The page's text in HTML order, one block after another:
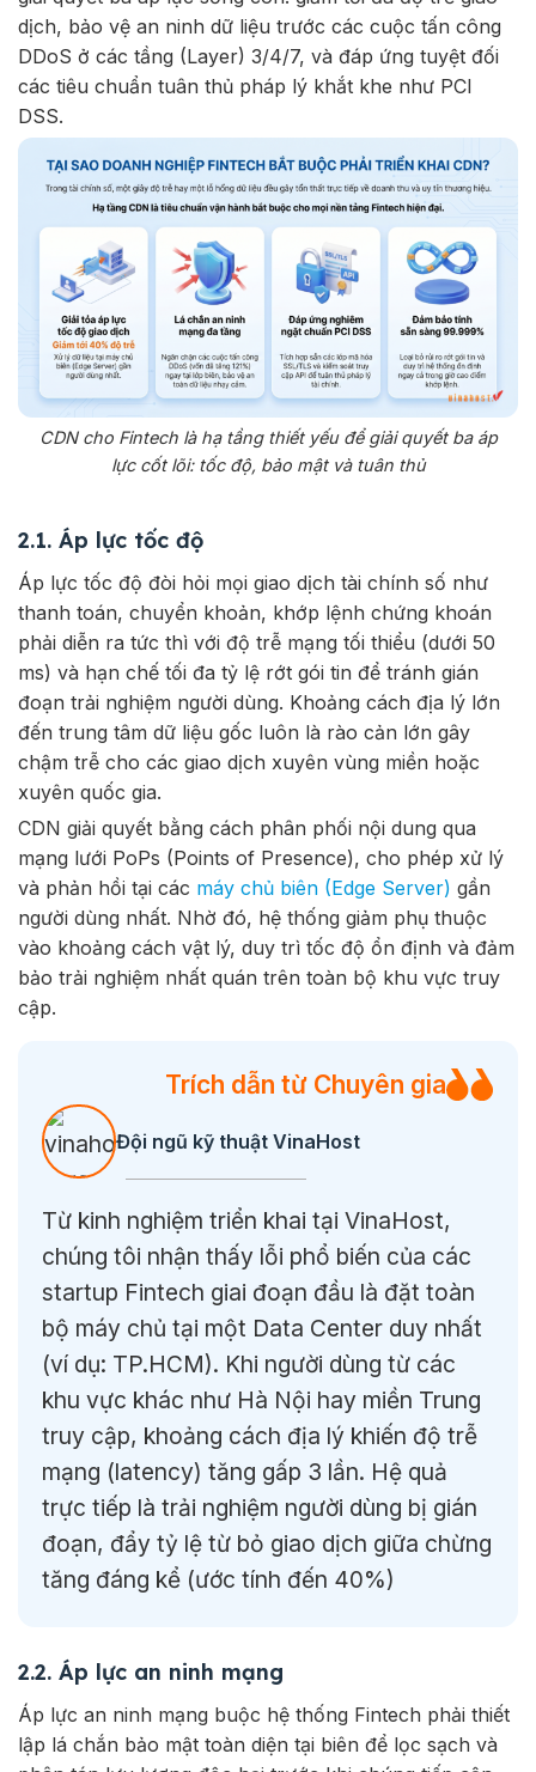
dịch, bảo vệ an ninh dữ liệu trước các cuộc tấn công
DDoS ở các tầng (Layer) 3/4/7, và đáp ứng tuyệt đối
các tiêu chuẩn tuân thủ pháp lý khắt khe như PCI
DSS.
CDN cho Fintech là hạ tầng thiết yếu để giải quyết ba áp
lực cốt lõi: tốc độ, bảo mật và tuân thủ
2.1. Áp lực tốc độ
Áp lực tốc độ đòi hỏi mọi giao dịch tài chính số như
thanh toán, chuyển khoản, khớp lệnh chứng khoán
phải diễn ra tức thì với độ trễ mạng tối thiểu (dưới 50
ms) và hạn chế tối đa tỷ lệ rớt gói tin để tránh gián
đoạn trải nghiệm người dùng. Khoảng cách địa lý lớn
đến trung tâm dữ liệu gốc luôn là rào cản lớn gây
chậm trễ cho các giao dịch xuyên vùng miền hoặc
xuyên quốc gia.
CDN giải quyết bằng cách phân phối nội dung qua
mạng lưới PoPs (Points of Presence), cho phép xử lý
và phản hồi tại các máy chủ biên (Edge Server) gần
người dùng nhất. Nhờ đó, hệ thống giảm phụ thuộc
vào khoảng cách vật lý, duy trì tốc độ ổn định và đảm
bảo trải nghiệm nhất quán trên toàn bộ khu vực truy
cập.
Đội ngũ kỹ thuật VinaHost
Trích dẫn từ Chuyên gia
Từ kinh nghiệm triển khai tại VinaHost,
chúng tôi nhận thấy lỗi phổ biến của các
startup Fintech giai đoạn đầu là đặt toàn
bộ máy chủ tại một Data Center duy nhất
(ví dụ: TP.HCM). Khi người dùng từ các
khu vực khác như Hà Nội hay miền Trung
truy cập, khoảng cách địa lý khiến độ trễ
mạng (latency) tăng gấp 3 lần. Hệ quả
trực tiếp là trải nghiệm người dùng bị gián
đoạn, đẩy tỷ lệ từ bỏ giao dịch giữa chừng
tăng đáng kể (ước tính đến 40%)
2.2. Áp lực an ninh mạng
Áp lực an ninh mạng buộc hệ thống Fintech phải thiết
lập lá chắn bảo mật toàn diện tại biên để lọc sạch và